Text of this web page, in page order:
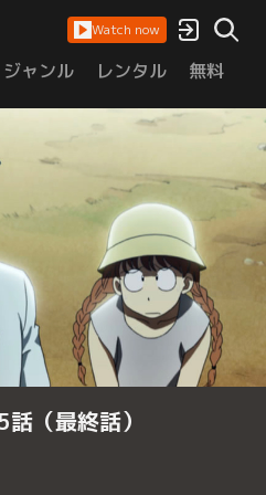
Watch now
ジャンル レンタル 無料
（最終話）